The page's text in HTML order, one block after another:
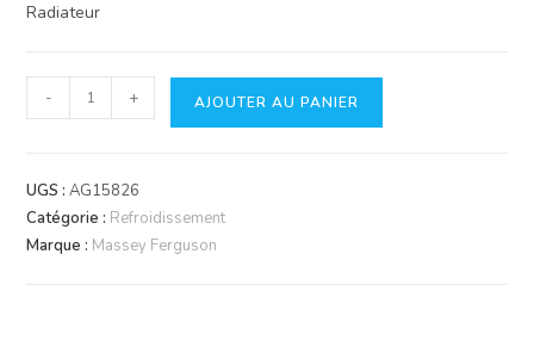
Radiateur
quantité
de
- + AJOUTER AU PANIER
UGS :AG15826
Catégorie : Refroidissement
Marque : Massey Ferguson